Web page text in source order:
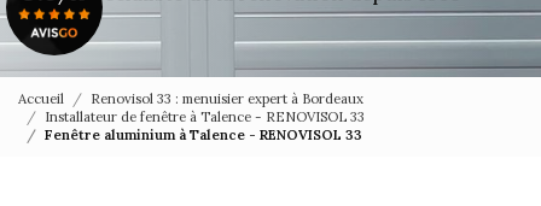
Accueil
Renovisol 33 : menuisier expert à Bordeaux
Installateur de fenêtre à Talence - RENOVISOL 33
Fenêtre aluminium à Talence - RENOVISOL 33